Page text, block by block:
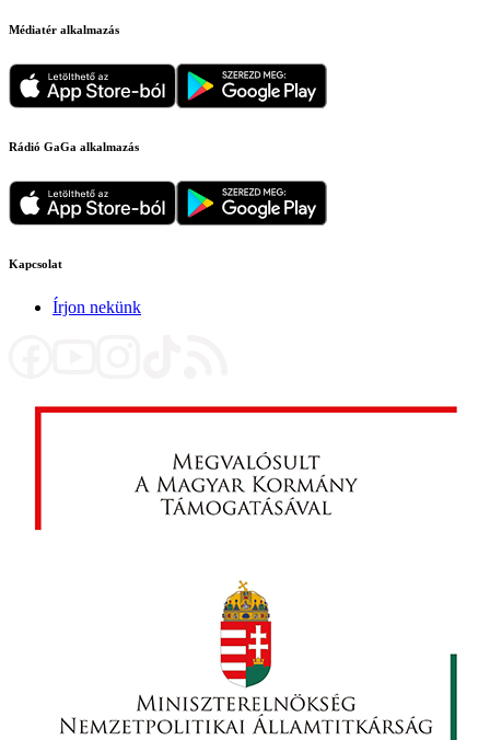
Médiatér alkalmazás
Rádió GaGa alkalmazás
Kapcsolat
Írjon nekünk